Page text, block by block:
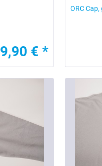
9,90 € *
ORC